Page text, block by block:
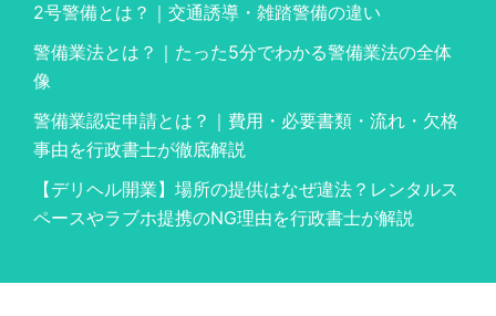
2号警備とは？｜交通誘導・雑踏警備の違い
警備業法とは？｜たった5分でわかる警備業法の全体
像
警備業認定申請とは？｜費用・必要書類・流れ・欠格
事由を行政書士が徹底解説
【デリヘル開業】場所の提供はなぜ違法？レンタルス
ペースやラブホ提携のNG理由を行政書士が解説